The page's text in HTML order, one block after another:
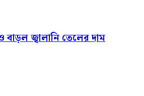
জ্বালানি তেলের দাম